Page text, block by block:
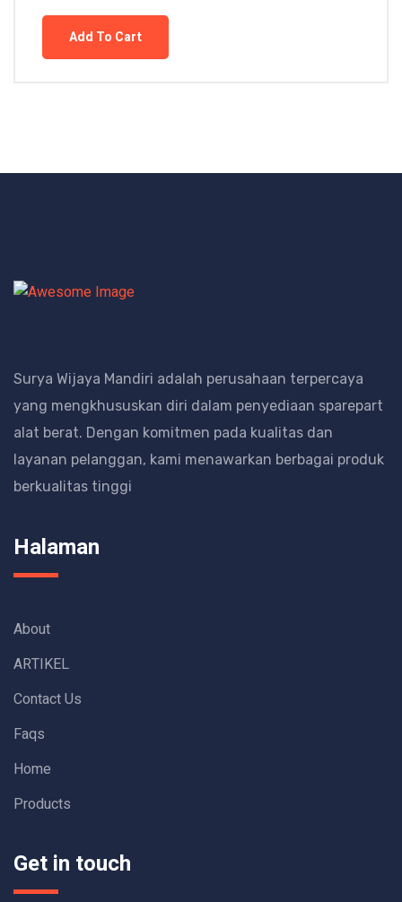
Add To Cart
Surya Wijaya Mandiri adalah perusahaan terpercaya
yang mengkhususkan diri dalam penyediaan sparepart
alat berat. Dengan komitmen pada kualitas dan
layanan pelanggan, kami menawarkan berbagai produk
berkualitas tinggi
Halaman
About
ARTIKEL
Contact Us
Faqs
Home
Products
Get in touch